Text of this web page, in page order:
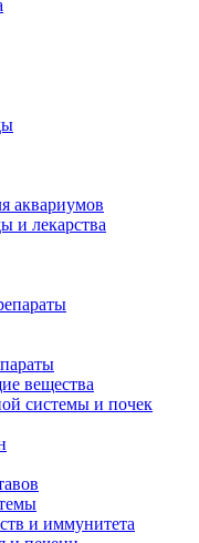
аквариумов
и лекарства
вещества
системы и почек
и иммунитета